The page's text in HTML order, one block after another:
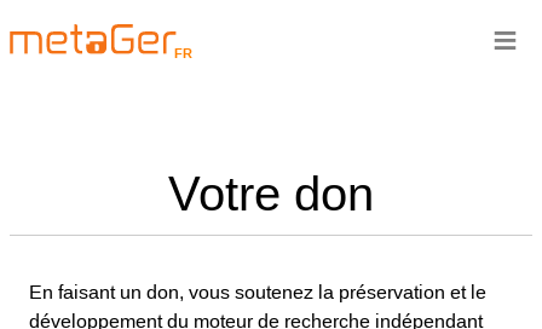
FR
Votre don
En faisant un don, vous soutenez la préservation et le
développement du moteur de recherche indépendant
≡